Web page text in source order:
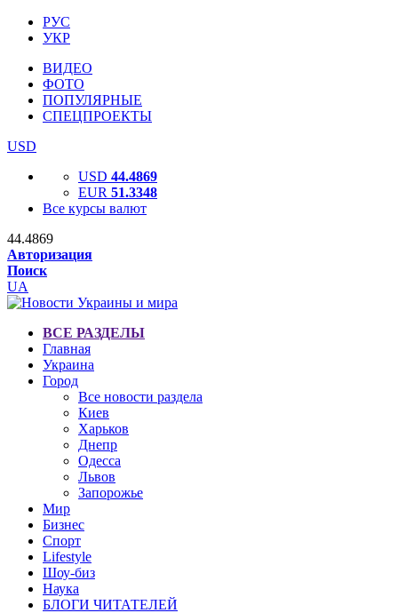
РУС
УКР
ВИДЕО
ФОТО
ПОПУЛЯРНЫЕ
СПЕЦПРОЕКТЫ
USD
USD 44.4869
EUR 51.3348
Все курсы валют
44.4869
Авторизация
Поиск
UA
ВСЕ РАЗДЕЛЫ
Главная
Украина
Город
Все новости раздела
Киев
Харьков
Днепр
Одесса
Львов
Запорожье
Мир
Бизнес
Спорт
Lifestyle
Шоу-биз
Наука
БЛОГИ ЧИТАТЕЛЕЙ